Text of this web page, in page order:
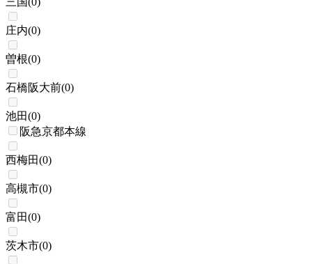
庄内(0)
曽根(0)
石橋阪大前(0)
池田(0)
阪急京都本線
西梅田(0)
高槻市(0)
富田(0)
茨木市(0)